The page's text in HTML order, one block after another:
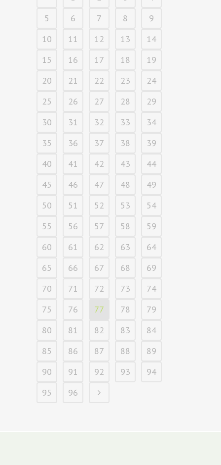
5
6 7 8
9
10
11 12 13
14
15
16 17 18
19
20
21 22 23
24
25
26 27 28
29
30
31 32 33
34
35
36 37 38
39
40
41 42 43
44
45
46 47 48
49
50
51 52 53
54
55
56 57 58
59
60
61 62 63
64
65
66 67 68
69
70
71 72 73
74
75
76 77 78
79
80
81 82 83
84
85
86 87 88
89
90
91 92 93
94
95
96